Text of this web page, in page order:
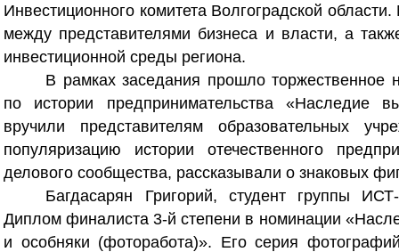
Инвестиционного комитета Волгоградской
между представителями бизнеса и власти, а
инвестиционной среды региона.
В рамках заседания прошло торжественное
по истории предпринимательства «Наследие
вручили представителям образовательных
популяризацию истории отечественного
делового сообщества, рассказывали о знаковых
Багдасарян Григорий, студент группы
Диплом финалиста 3‑й степени в номинации
и особняки (фоторабота)». Его серия